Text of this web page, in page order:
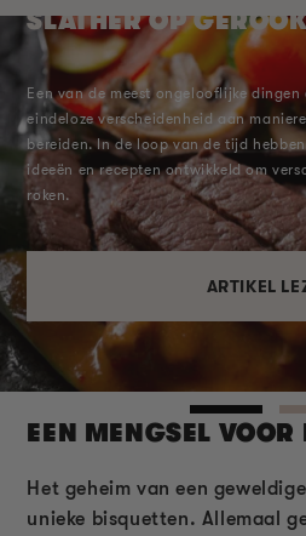
SLATHER OP
Een van de meest ongelooflijke
eindeloze verscheidenheid aan
bereiden. In de loop van de tijd
ideeën en recepten ontwikkeld om
roken.
ARTIKEL
EEN MENGSEL VOOR
Het geheim van een
unieke bisquetten. Allemaal